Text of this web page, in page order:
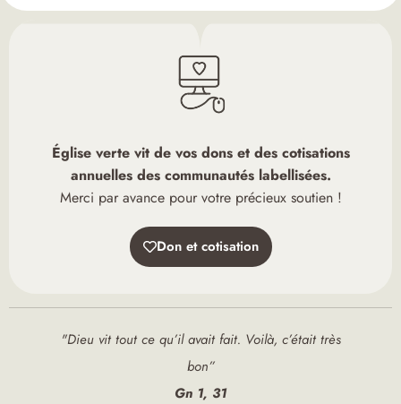
Église verte vit de vos dons et des cotisations
annuelles des communautés labellisées.
Merci par avance pour votre précieux soutien !
Don et cotisation
"Dieu vit tout ce qu’il avait fait. Voilà, c’était très
bon”
Gn 1, 31